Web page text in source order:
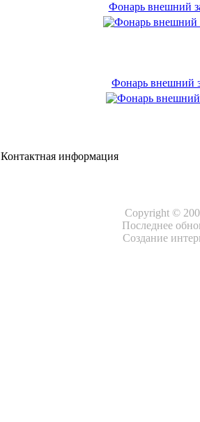
Фонарь внешний
Фонарь внешний
Контактная информация
Copyright ©
Последнее
Создание